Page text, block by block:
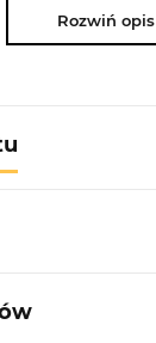
Rozwiń opis